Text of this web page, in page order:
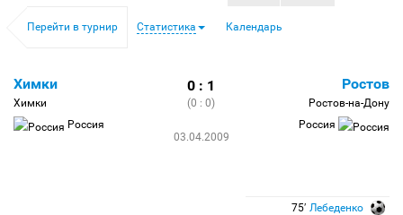
Перейти в турнир Статистика Календарь
Химки
Химки
Россия
0 : 1
(0 : 0)
03.04.2009
Ростов
Ростов-на-Дону
Россия
75′ Лебеденко